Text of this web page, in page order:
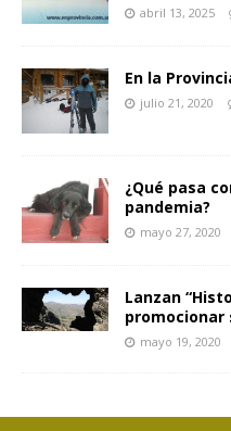
abril 13, 2025
En la
julio 21, 2020
¿Qué pasa
pandemia?
mayo 27, 2020
Lanzan
mayo 19, 2020